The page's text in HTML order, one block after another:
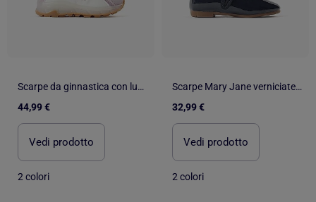
Scarpe da ginnastica con luci e suola antiscivolo
44,99 €
Vedi prodotto
2 colori
Scarpe Mary Jane verniciate con chiusura a strappo
32,99 €
Vedi prodotto
2 colori